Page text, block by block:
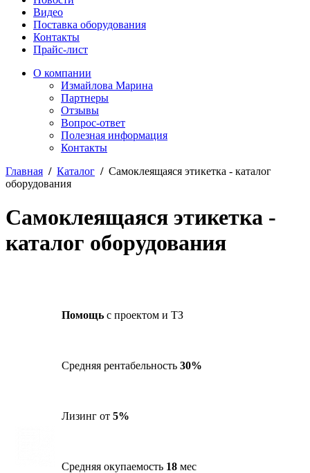
Видео
Поставка оборудования
Контакты
Прайс-лист
О компании
Измайлова Марина
Партнеры
Отзывы
Вопрос-ответ
Полезная информация
Контакты
Главная / Каталог / Самоклеящаяся этикетка - каталог
оборудования
Самоклеящаяся этикетка -
каталог оборудования
Помощь с проектом и ТЗ
Средняя рентабельность 30%
Лизинг от 5%
Средняя окупаемость 18 мес